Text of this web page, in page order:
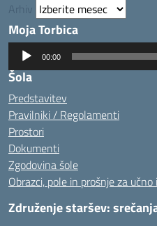
Arhiv
Moja Torbica
Predvajalnik
zvoka
00:00
Šola
Predstavitev
Pravilniki / Regolamenti
Prostori
Dokumenti
Zgodovina šole
Obrazci, pole in prošnje za
Združenje staršev: